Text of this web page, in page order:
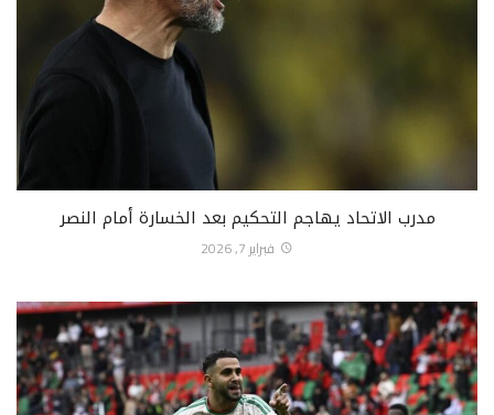
مدرب الاتحاد يهاجم التحكيم بعد الخسارة أمام النصر
فبراير 7, 2026